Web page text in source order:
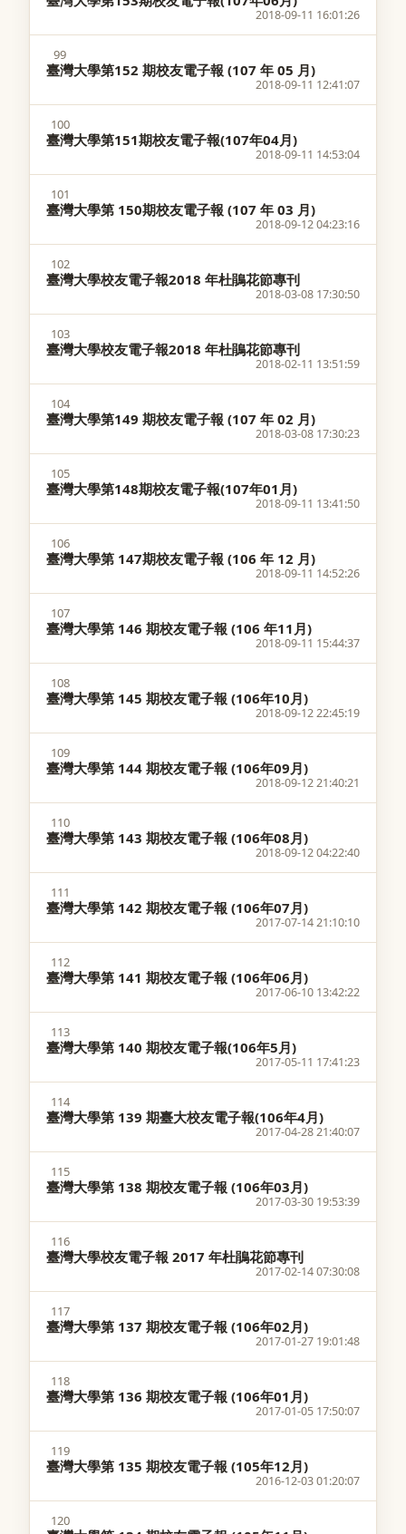
2018-09-11 16:01:26
99
臺灣大學第152 期校友電子報 (107 年 05 月)
2018-09-11 12:41:07
100
臺灣大學第151期校友電子報(107年04月)
2018-09-11 14:53:04
101
臺灣大學第 150期校友電子報 (107 年 03 月)
2018-09-12 04:23:16
102
臺灣大學校友電子報2018 年杜鵑花節專刊
2018-03-08 17:30:50
103
臺灣大學校友電子報2018 年杜鵑花節專刊
2018-02-11 13:51:59
104
臺灣大學第149 期校友電子報 (107 年 02 月)
2018-03-08 17:30:23
105
臺灣大學第148期校友電子報(107年01月)
2018-09-11 13:41:50
106
臺灣大學第 147期校友電子報 (106 年 12 月)
2018-09-11 14:52:26
107
臺灣大學第 146 期校友電子報 (106 年11月)
2018-09-11 15:44:37
108
臺灣大學第 145 期校友電子報 (106年10月)
2018-09-12 22:45:19
109
臺灣大學第 144 期校友電子報 (106年09月)
2018-09-12 21:40:21
110
臺灣大學第 143 期校友電子報 (106年08月)
2018-09-12 04:22:40
111
臺灣大學第 142 期校友電子報 (106年07月)
2017-07-14 21:10:10
112
臺灣大學第 141 期校友電子報 (106年06月)
2017-06-10 13:42:22
113
臺灣大學第 140 期校友電子報(106年5月)
2017-05-11 17:41:23
114
臺灣大學第 139 期臺大校友電子報(106年4月)
2017-04-28 21:40:07
115
臺灣大學第 138 期校友電子報 (106年03月)
2017-03-30 19:53:39
116
臺灣大學校友電子報 2017 年杜鵑花節專刊
2017-02-14 07:30:08
117
臺灣大學第 137 期校友電子報 (106年02月)
2017-01-27 19:01:48
118
臺灣大學第 136 期校友電子報 (106年01月)
2017-01-05 17:50:07
119
臺灣大學第 135 期校友電子報 (105年12月)
2016-12-03 01:20:07
120